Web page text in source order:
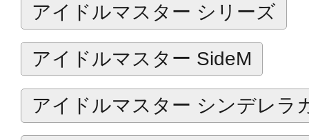
アイドルマスター シリーズ
アイドルマスター SideM
アイドルマスター シンデレラ